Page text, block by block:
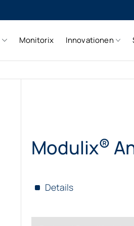
Monitorix Innovationen
Modulix®
Details